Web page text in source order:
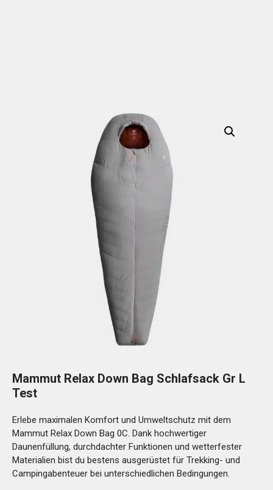
Mammut Relax Down Bag Schlafsack Gr L
Test
Erlebe maximalen Komfort und Umweltschutz mit dem
Mammut Relax Down Bag 0C. Dank hochwertiger
Daunenfüllung, durchdachter Funktionen und wetterfester
Materialien bist du bestens ausgerüstet für Trekking- und
Campingabenteuer bei unterschiedlichen Bedingungen.